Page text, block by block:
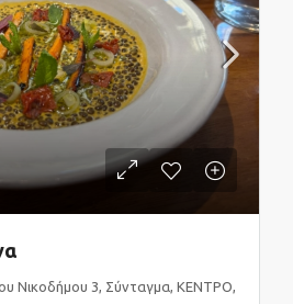
Νικοδήμου 3, Σύνταγμα, ΚΕΝΤΡΟ,